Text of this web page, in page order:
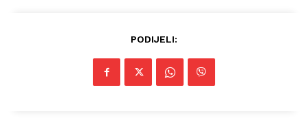
PODIJELI: